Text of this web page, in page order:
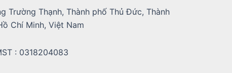
Trường Thạnh, Thành phố Thủ Đức, Thành
Chí Minh, Việt Nam
: 0318204083